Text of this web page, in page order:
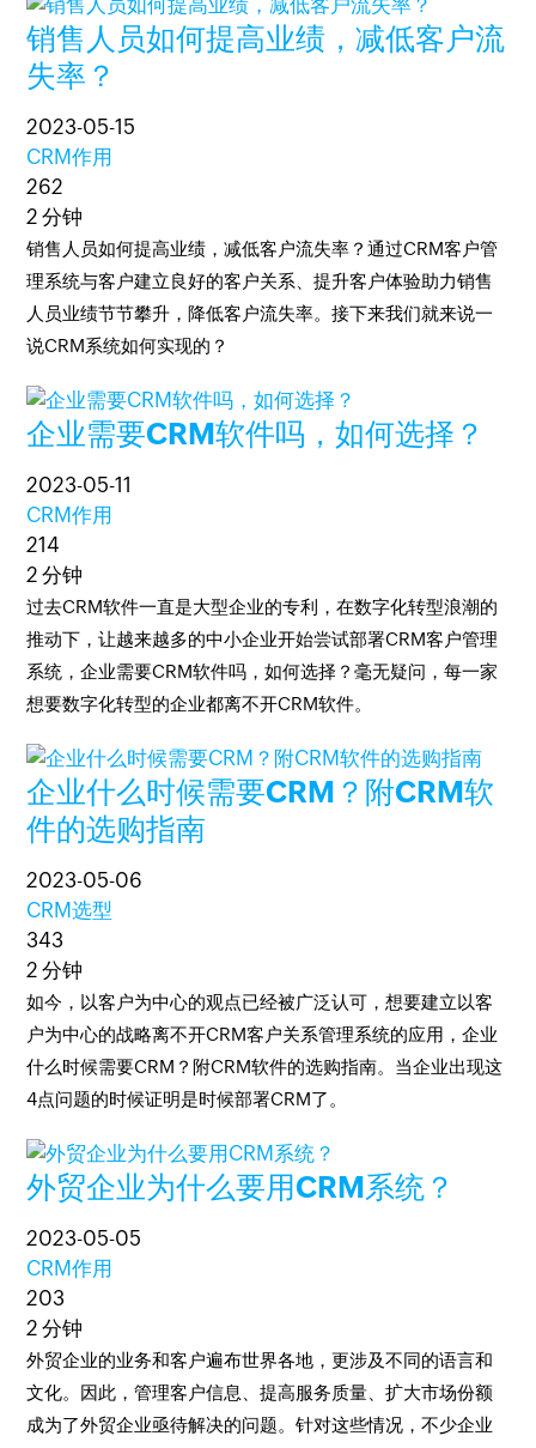
销售人员如何提高业绩，减低客户流
失率？
2023-05-15
CRM作用
262
2 分钟
销售人员如何提高业绩，减低客户流失率？通过CRM客户管
理系统与客户建立良好的客户关系、提升客户体验助力销售
人员业绩节节攀升，降低客户流失率。接下来我们就来说一
说CRM系统如何实现的？
企业需要CRM软件吗，如何选择？
2023-05-11
CRM作用
214
2 分钟
过去CRM软件一直是大型企业的专利，在数字化转型浪潮的
推动下，让越来越多的中小企业开始尝试部署CRM客户管理
系统，企业需要CRM软件吗，如何选择？毫无疑问，每一家
想要数字化转型的企业都离不开CRM软件。
企业什么时候需要CRM？附CRM软
件的选购指南
2023-05-06
CRM选型
343
2 分钟
如今，以客户为中心的观点已经被广泛认可，想要建立以客
户为中心的战略离不开CRM客户关系管理系统的应用，企业
什么时候需要CRM？附CRM软件的选购指南。当企业出现这
4点问题的时候证明是时候部署CRM了。
外贸企业为什么要用CRM系统？
2023-05-05
CRM作用
203
2 分钟
外贸企业的业务和客户遍布世界各地，更涉及不同的语言和
文化。因此，管理客户信息、提高服务质量、扩大市场份额
成为了外贸企业亟待解决的问题。针对这些情况，不少企业